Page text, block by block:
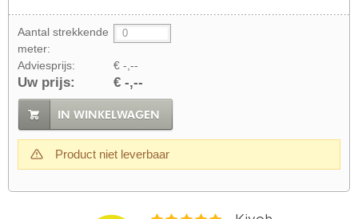
Aantal strekkende
meter:
Adviesprijs:
€ -,--
Uw prijs: € -,--
IN WINKELWAGEN
Product niet leverbaar